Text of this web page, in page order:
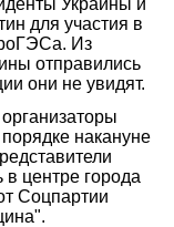
для участия в
Из
отправились
они не увидят.
накануне
в центре города
Соцпартии